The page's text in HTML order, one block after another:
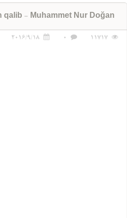
qalib - Muhammet Nur Doğan
11717
0
2016/9/18